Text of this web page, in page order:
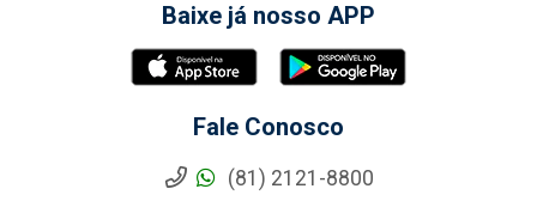
Baixe já nosso APP
Fale Conosco
(81) 2121-8800